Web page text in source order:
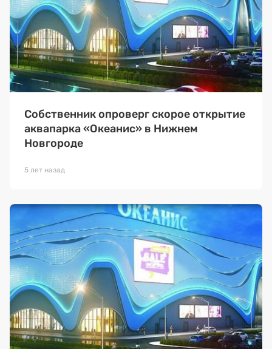
Собственник опроверг скорое открытие
аквапарка «Океанис» в Нижнем
Новгороде
5 лет назад